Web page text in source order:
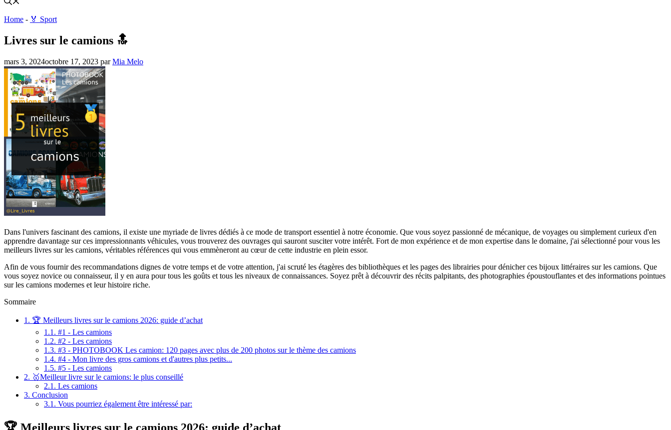
Home - 🏅 Sport
Livres sur le camions 🔝
mars 3, 2024octobre 17, 2023 parMia Melo
Dans l'univers fascinant des camions, il existe une myriade de livres dédiés à ce mode de transport essentiel à notre économie. Que vous soyez passionné de mécanique, de voyages ou simplement curieux d'en
apprendre davantage sur ces impressionnants véhicules, vous trouverez des ouvrages qui sauront susciter votre intérêt. Fort de mon expérience et de mon expertise dans le domaine, j'ai sélectionné pour vous les
meilleurs livres sur les camions, véritables références qui vous emmèneront au cœur de cette industrie en plein essor.
Afin de vous fournir des recommandations dignes de votre temps et de votre attention, j'ai scruté les étagères des bibliothèques et les pages des librairies pour dénicher ces bijoux littéraires sur les camions. Que
vous soyez novice ou connaisseur, il y en aura pour tous les goûts et tous les niveaux de connaissances. Soyez prêt à découvrir des récits palpitants, des photographies époustouflantes et des informations pointues
sur les camions modernes et leur histoire riche.
Sommaire
1. 🏆 Meilleurs livres sur le camions 2026: guide d’achat
1.1. #1 - Les camions
1.2. #2 - Les camions
1.3. #3 - PHOTOBOOK Les camion: 120 pages avec plus de 200 photos sur le thème des camions
1.4. #4 - Mon livre des gros camions et d'autres plus petits...
1.5. #5 - Les camions
2. 🥇Meilleur livre sur le camions: le plus conseillé
2.1. Les camions
3. Conclusion
3.1. Vous pourriez également être intéressé par: